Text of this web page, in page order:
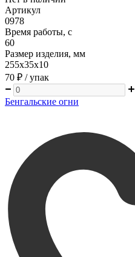
Артикул
0978
Время работы, с
60
Размер изделия, мм
255х35х10
70 ₽ / упак
Бенгальские огни